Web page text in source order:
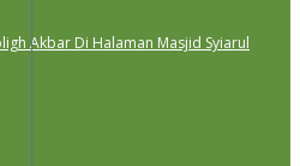
Akbar Di Halaman Masjid Syiarul